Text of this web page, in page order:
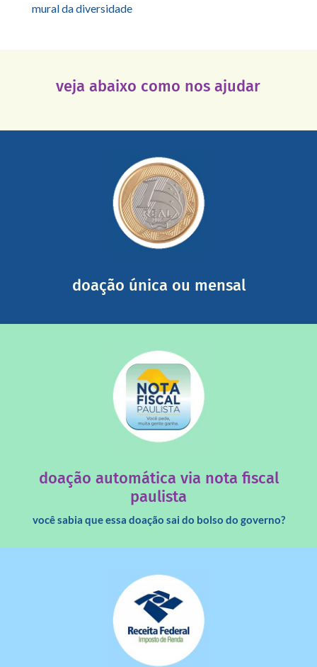
mural da diversidade
veja abaixo como nos ajudar
doação única ou mensal
mail mostrando tudo o que fizemos com a sua ajuda
somada a de outras pessoas.
saiba mais
doação automática via nota fiscal
paulista
você sabia que essa doação sai do bolso do governo?
saiba mais
dinheiro deixa de ir para o governo?
saiba mais